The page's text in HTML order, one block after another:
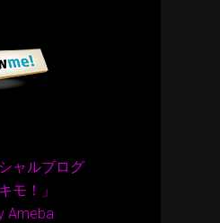
ャルブログ
モ！」
Ameba